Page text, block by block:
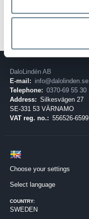
DaloLindén AB
E-mail: info@dalolinden.se
Telephone: 0370-69 55 30
Address: Silkesvägen 27
SE-331 53 VÄRNAMO
VAT reg. no.: 556526-6599
Choose your settings
Select language
COUNTRY:
SWEDEN